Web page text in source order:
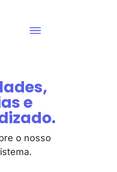
e
o nosso